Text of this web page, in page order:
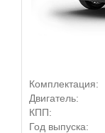
Комплектация:
Двигатель:
КПП:
Год выпуска: